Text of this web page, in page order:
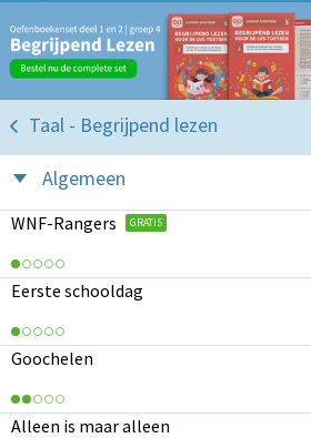
Taal - Begrijpend lezen
Algemeen
WNF-Rangers GRATIS
Eerste schooldag
Goochelen
Alleen is maar alleen